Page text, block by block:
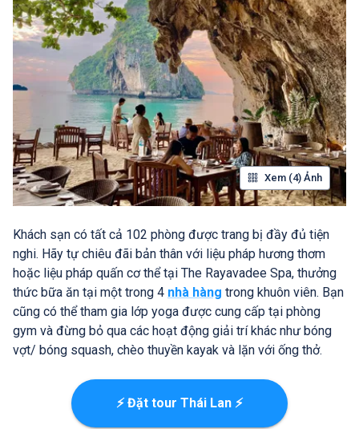
Xem (4) Ảnh
Khách sạn có tất cả 102 phòng được trang bị đầy đủ tiện
nghi. Hãy tự chiêu đãi bản thân với liệu pháp hương thơm
hoặc liệu pháp quấn cơ thể tại The Rayavadee Spa, thưởng
thức bữa ăn tại một trong 4 nhà hàng trong khuôn viên. Bạn
cũng có thể tham gia lớp yoga được cung cấp tại phòng
gym và đừng bỏ qua các hoạt động giải trí khác như bóng
vợt/ bóng squash, chèo thuyền kayak và lặn với ống thở.
⚡ Đặt tour Thái Lan ⚡